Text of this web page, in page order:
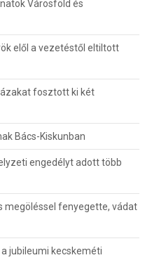
Városföld és
elől a vezetéstől eltiltott
fosztott ki két
Bács-Kiskunban
engedélyt adott több
megöléssel fenyegette, vádat
jubileumi kecskeméti